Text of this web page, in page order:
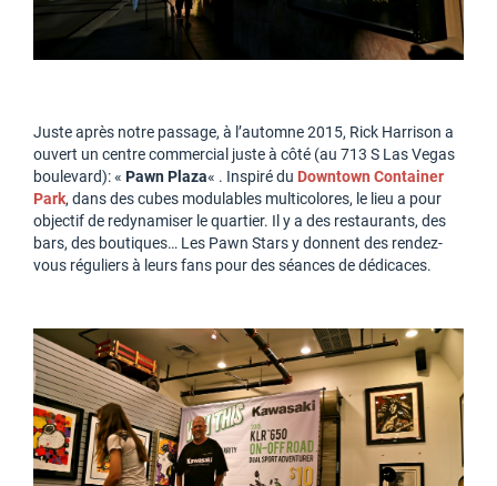
Juste après notre passage, à l’automne 2015, Rick Harrison a
ouvert un centre commercial juste à côté (au 713 S Las Vegas
boulevard): « Pawn Plaza« . Inspiré du Downtown Container
Park, dans des cubes modulables multicolores, le lieu a pour
objectif de redynamiser le quartier. Il y a des restaurants, des
bars, des boutiques… Les Pawn Stars y donnent des rendez-
vous réguliers à leurs fans pour des séances de dédicaces.